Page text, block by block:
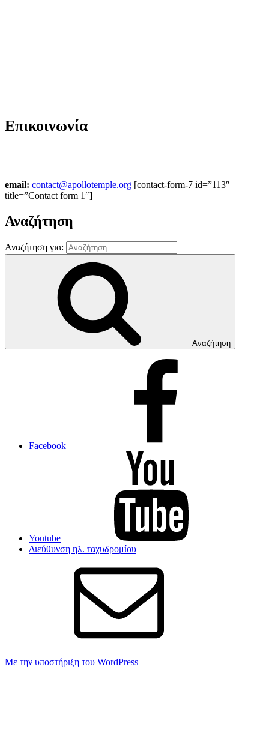
Επικοινωνία
email: contact@apollotemple.org [contact-form-7 id=”113″
title=”Contact form 1″]
Αναζήτηση
Αναζήτηση για:
Αναζήτηση
Facebook
Youtube
Διεύθυνση ηλ. ταχυδρομίου
Με την υποστήριξη του WordPress